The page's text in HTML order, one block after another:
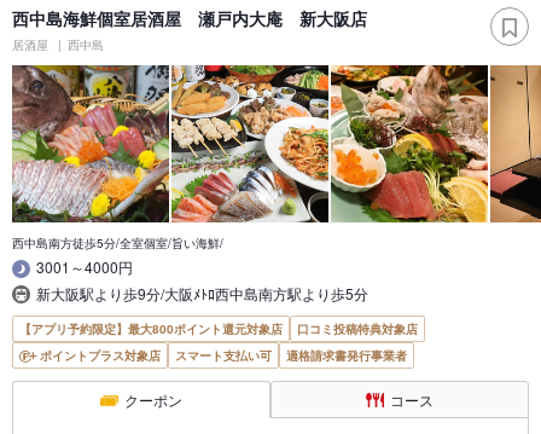
西中島海鮮個室居酒屋 瀬戸内大庵 新大阪店
居酒屋 西中島
西中島南方徒歩5分/全室個室/旨い海鮮/
3001～4000円
新大阪駅より歩9分/大阪ﾒﾄﾛ西中島南方駅より歩5分
【アプリ予約限定】最大800ポイント還元対象店
口コミ投稿特典対象店
ポイントプラス対象店
スマート支払い可 適格請求書発行事業者
クーポン コース